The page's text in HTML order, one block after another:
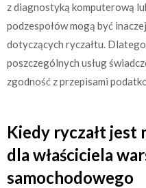
z diagnostyką komputerową
podzespołów mogą być
dotyczących ryczałtu.
poszczególnych usług
zgodność z przepisami
Kiedy ryczałt jest
dla właściciela
samochodowego